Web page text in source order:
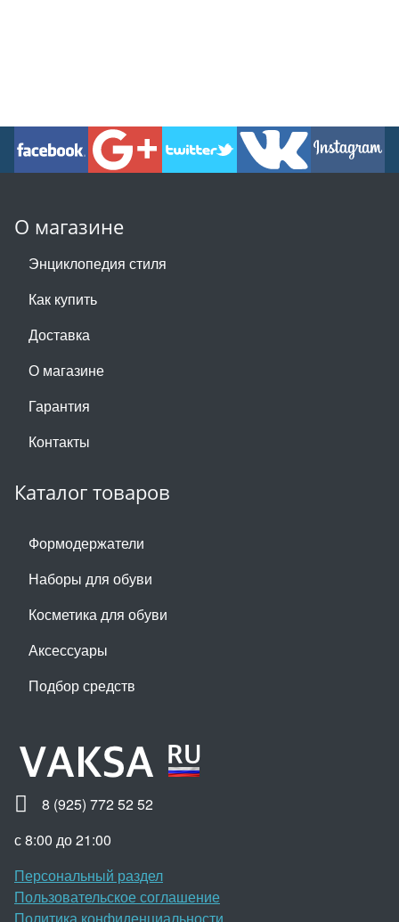
О магазине
Энциклопедия стиля
Как купить
Доставка
О магазине
Гарантия
Контакты
Каталог товаров
Формодержатели
Наборы для обуви
Косметика для обуви
Аксессуары
Подбор средств
8 (925) 772 52 52
с 8:00 до 21:00
Персональный раздел
Пользовательское соглашение